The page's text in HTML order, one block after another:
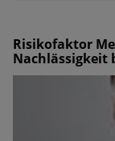
Risikofaktor
Nachlässigkeit